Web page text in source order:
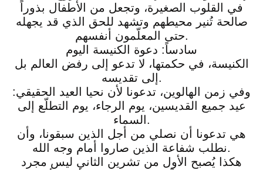
في القلوب الصغيرة، وتجعل من الأطفال بذوراً
صالحة تُنير محيطهم وتشهد للحق الذي قد يجهله
حتى المعلّمون أنفسهم.
سادساً: دعوة الكنيسة اليوم
الكنيسة، في حكمتها، لا تدعو إلى رفض العالم بل
إلى تقديسه.
وفي زمن الهالوين، تدعونا لأن نحيا العيد الحقيقي:
عيد جميع القديسين، يوم الرجاء، يوم التطلّع إلى
السماء.
هي تدعونا أن نصلي من أجل الذين سبقونا، وأن
نطلب شفاعة الذين صاروا أمام وجه الله.
هكذا يُصبح الأول من تشرين الثاني ليس مجرد